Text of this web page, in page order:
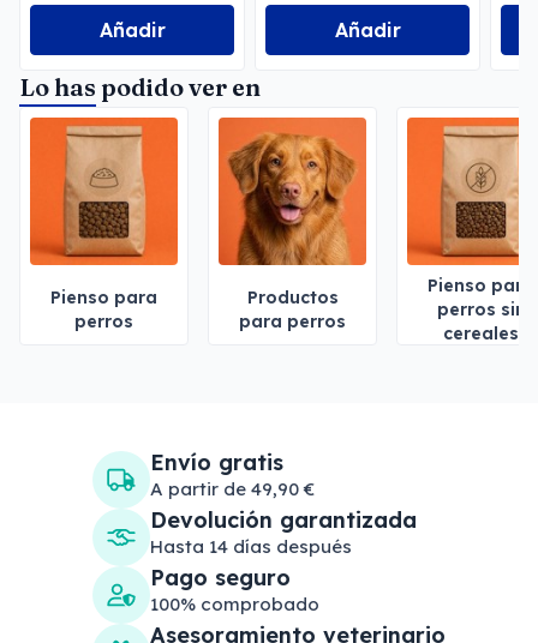
Añadir Añadir
Lo has podido ver en
Pienso para
perros
Productos
para perros
Pienso para
perros sin
cereales
Envío gratis
A partir de 49,90 €
Devolución garantizada
Hasta 14 días después
Pago seguro
100% comprobado
Asesoramiento veterinario